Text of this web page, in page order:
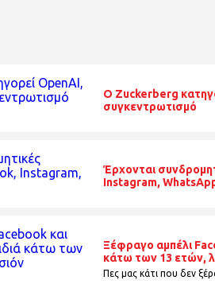
O Zuckerberg
συγκεντρωτισμό
Έρχονται
Instagram,
Ξέφραγο αμπέλι
κάτω των 13 ετών,
Πες μας κάτι που δεν